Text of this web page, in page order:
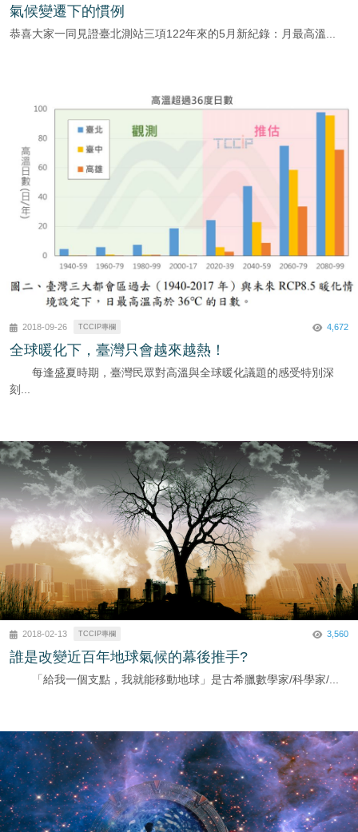
氣候變遷下的慣例
恭喜大家一同見證臺北測站三項122年來的5月新紀錄：月最高溫...
2018-09-26 TCCIP專欄 4,672
全球暖化下，臺灣只會越來越熱！
每逢盛夏時期，臺灣民眾對高溫與全球暖化議題的感受特別深
刻...
2018-02-13 TCCIP專欄 3,560
誰是改變近百年地球氣候的幕後推手?
「給我一個支點，我就能移動地球」是古希臘數學家/科學家/...